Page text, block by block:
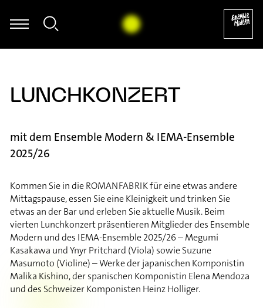
Hermann Kretzschmar - Hermann Kretzschmar: fünf (2005)
LUNCHKONZERT
mit dem Ensemble Modern & IEMA-Ensemble
2025/26
Kommen Sie in die ROMANFABRIK für eine etwas andere
Mittagspause, essen Sie eine Kleinigkeit und trinken Sie
etwas an der Bar und erleben Sie aktuelle Musik. Beim
vierten Lunchkonzert präsentieren Mitglieder des Ensemble
Modern und des IEMA-Ensemble 2025/26 – Megumi
Kasakawa und Ynyr Pritchard (Viola) sowie Suzune
Masumoto (Violine) – Werke der japanischen Komponistin
Malika Kishino, der spanischen Komponistin Elena Mendoza
und des Schweizer Komponisten Heinz Holliger.